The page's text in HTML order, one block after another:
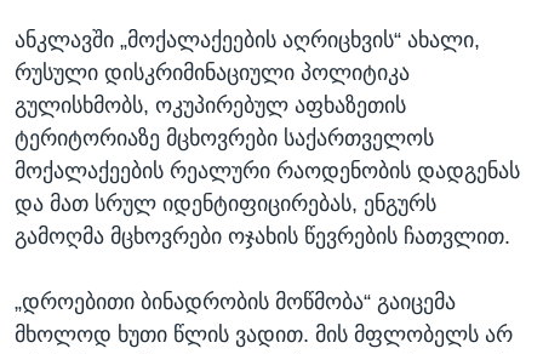
ანკლავში „მოქალაქეების აღრიცხვის“ ახალი,
რუსული დისკრიმინაციული პოლიტიკა
გულისხმობს, ოკუპირებულ აფხაზეთის
ტერიტორიაზე მცხოვრები საქართველოს
მოქალაქეების რეალური რაოდენობის დადგენას
და მათ სრულ იდენტიფიცირებას, ენგურს
გამოღმა მცხოვრები ოჯახის წევრების ჩათვლით.
„დროებითი ბინადრობის მოწმობა“ გაიცემა
მხოლოდ ხუთი წლის ვადით. მის მფლობელს არ